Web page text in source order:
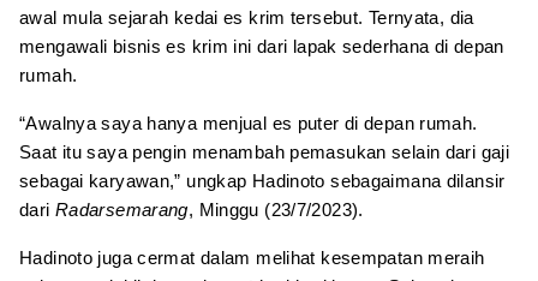
awal mula sejarah kedai es krim tersebut. Ternyata, dia
mengawali bisnis es krim ini dari lapak sederhana di depan
rumah.
“Awalnya saya hanya menjual es puter di depan rumah.
Saat itu saya pengin menambah pemasukan selain dari gaji
sebagai karyawan,” ungkap Hadinoto sebagaimana dilansir
dari Radarsemarang, Minggu (23/7/2023).
Hadinoto juga cermat dalam melihat kesempatan meraih